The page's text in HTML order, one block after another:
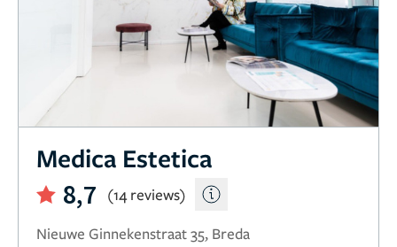
Medica Estetica
8,7
(14 reviews)
Nieuwe Ginnekenstraat 35, Breda